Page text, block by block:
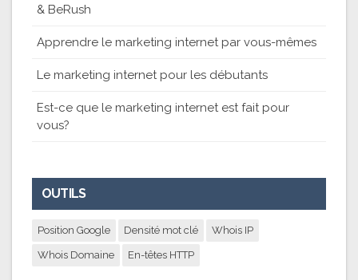
& BeRush
Apprendre le marketing internet par vous-mêmes
Le marketing internet pour les débutants
Est-ce que le marketing internet est fait pour
vous?
OUTILS
Position Google Densité mot clé Whois IP
Whois Domaine En-têtes HTTP